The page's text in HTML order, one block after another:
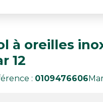
à oreilles
12
: 0109476606